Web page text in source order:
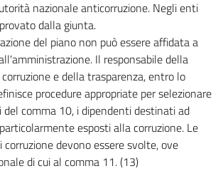
nazionale anticorruzione. Negli enti
dalla giunta.
del piano non può essere affidata a
Il responsabile della
e della trasparenza, entro lo
procedure appropriate per selezionare
del comma 10, i dipendenti destinati ad
esposti alla corruzione. Le
devono essere svolte, ove
di cui al comma 11. (13)